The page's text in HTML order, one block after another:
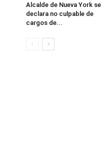
Alcalde de Nueva York se
declara no culpable de
cargos de...